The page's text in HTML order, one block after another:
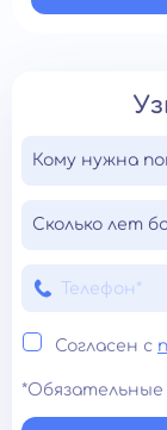
Кому нужна
Сколько лет
Согласен с
*Обязательные